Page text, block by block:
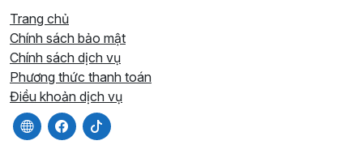
Trang chủ
Chính sách bảo mật
Chính sách dịch vụ
Phương thức thanh toán
Điều khoản dịch vụ